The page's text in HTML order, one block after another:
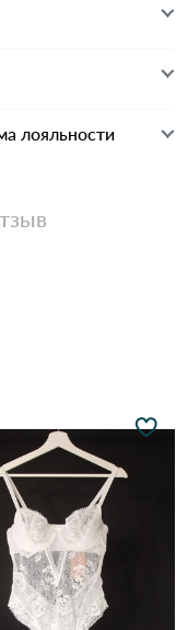
лояльности